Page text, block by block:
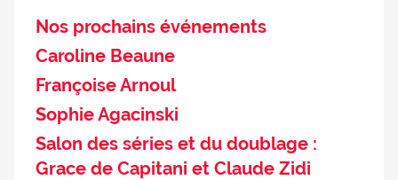
Nos prochains événements
Caroline Beaune
Françoise Arnoul
Sophie Agacinski
Salon des séries et du doublage :
Grace de Capitani et Claude Zidi